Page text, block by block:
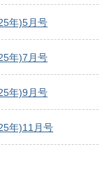
年)5月号
年)7月号
年)9月号
年)11月号